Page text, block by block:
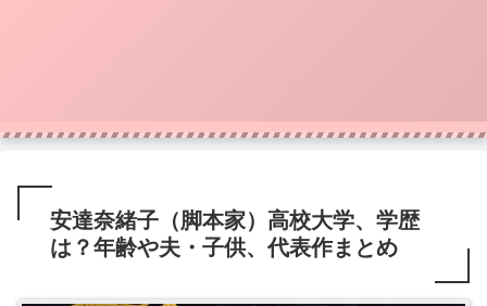
安達奈緒子（脚本家）高校大学、学歴
は？年齢や夫・子供、代表作まとめ